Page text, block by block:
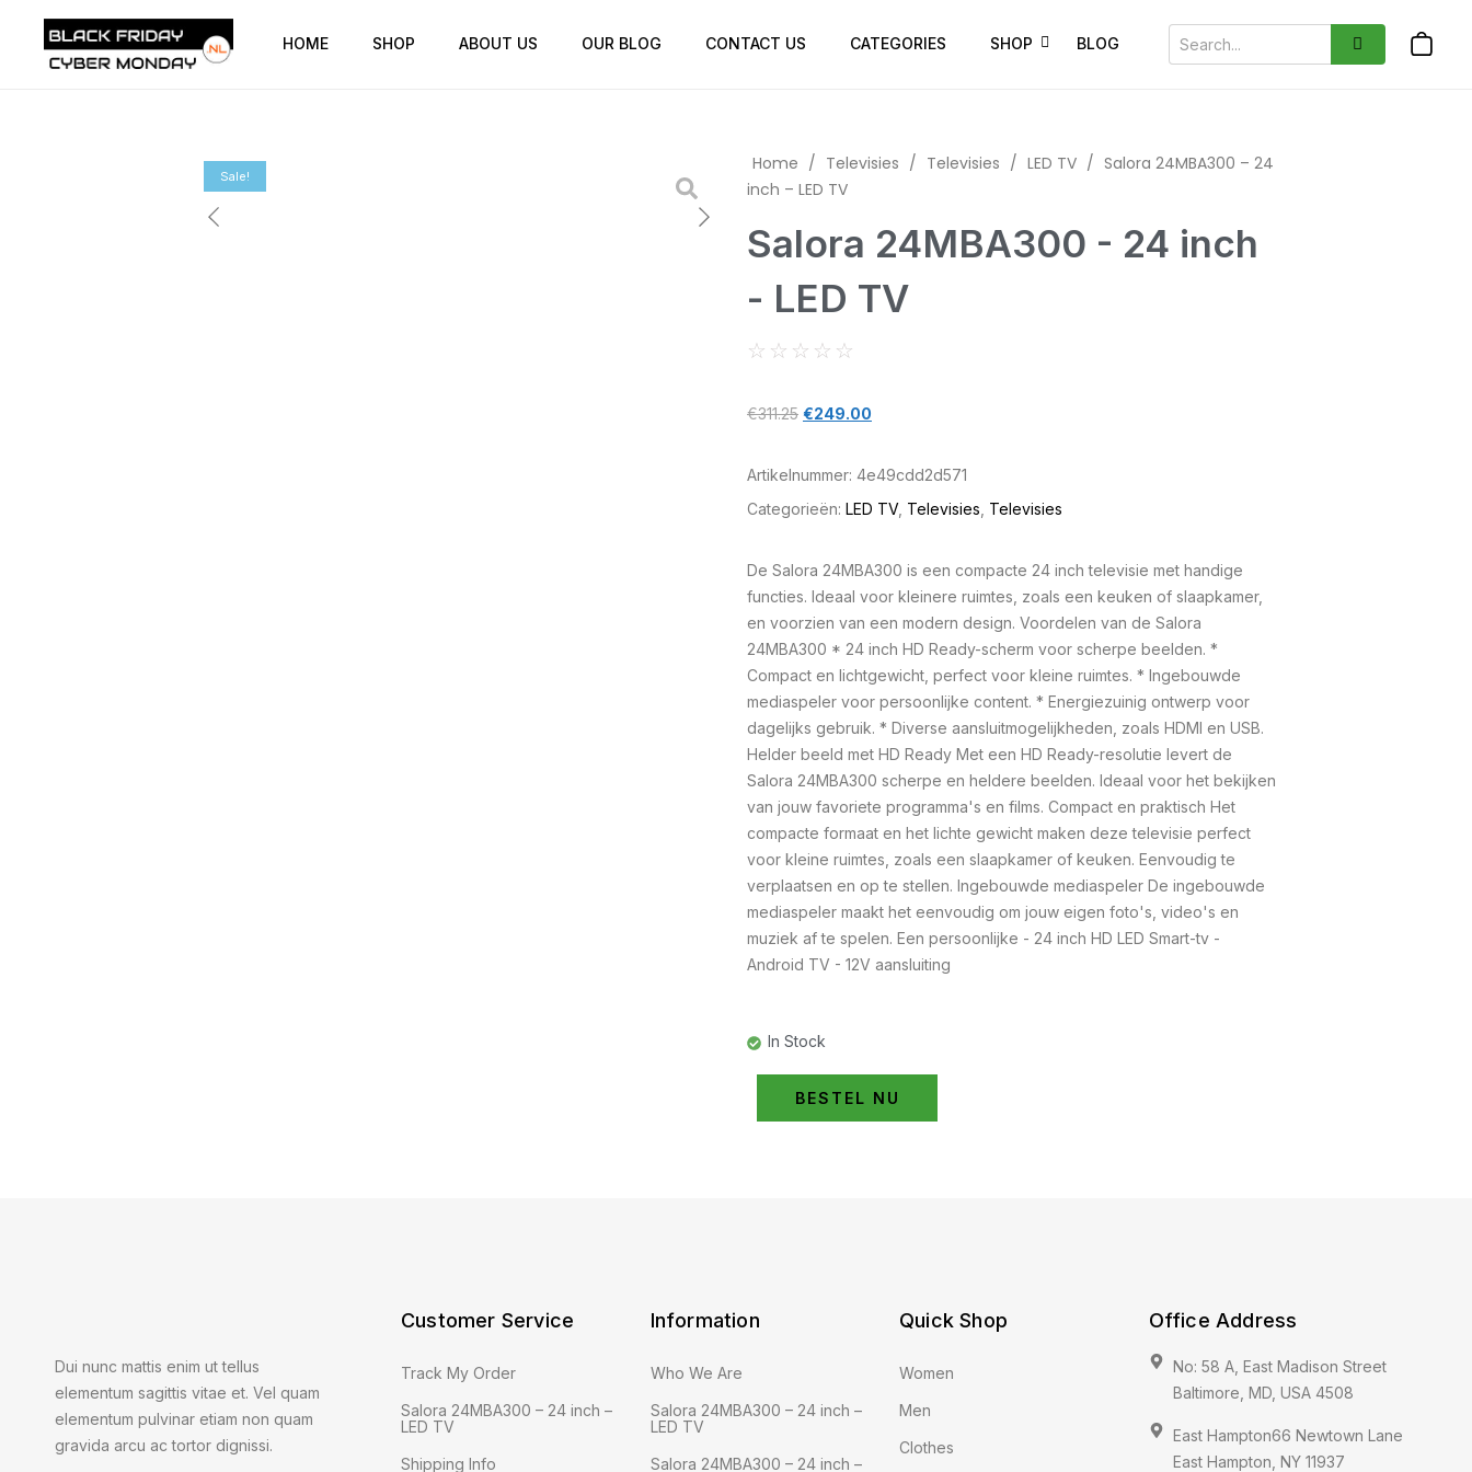
HOME SHOP ABOUT US OUR BLOG CONTACT US CATEGORIES SHOP BLOG
Sale!
Home / Televisies / Televisies / LED TV / Salora 24MBA300 – 24
inch – LED TV
Salora 24MBA300 - 24 inch
- LED TV
☆ ☆ ☆ ☆ ☆
€311.25 €249.00
Artikelnummer: 4e49cdd2d571
Categorieën: LED TV, Televisies Televisies
De Salora 24MBA300 is een compacte 24 inch televisie met handige
functies. Ideaal voor kleinere ruimtes, zoals een keuken of slaapkamer,
en voorzien van een modern design. Voordelen van de Salora
24MBA300 * 24 inch HD Ready-scherm voor scherpe beelden. *
Compact en lichtgewicht, perfect voor kleine ruimtes. * Ingebouwde
mediaspeler voor persoonlijke content. * Energiezuinig ontwerp voor
dagelijks gebruik. * Diverse aansluitmogelijkheden, zoals HDMI en USB.
Helder beeld met HD Ready Met een HD Ready-resolutie levert de
Salora 24MBA300 scherpe en heldere beelden. Ideaal voor het bekijken
van jouw favoriete programma's en films. Compact en praktisch Het
compacte formaat en het lichte gewicht maken deze televisie perfect
voor kleine ruimtes, zoals een slaapkamer of keuken. Eenvoudig te
verplaatsen en op te stellen. Ingebouwde mediaspeler De ingebouwde
mediaspeler maakt het eenvoudig om jouw eigen foto's, video's en
muziek af te spelen. Een persoonlijke - 24 inch HD LED Smart-tv -
Android TV - 12V aansluiting
In Stock
BESTEL NU
Dui nunc mattis enim ut tellus
elementum sagittis vitae et. Vel quam
elementum pulvinar etiam non quam
gravida arcu ac tortor dignissi.
Customer Service
Track My Order
Salora 24MBA300 – 24 inch –
LED TV
Shipping Info
Information
Who We Are
Salora 24MBA300 – 24 inch –
LED TV
Salora 24MBA300 – 24 inch –
Quick Shop
Women
Men
Clothes
Office Address
No: 58 A, East Madison Street
Baltimore, MD, USA 4508
East Hampton66 Newtown Lane
East Hampton, NY 11937